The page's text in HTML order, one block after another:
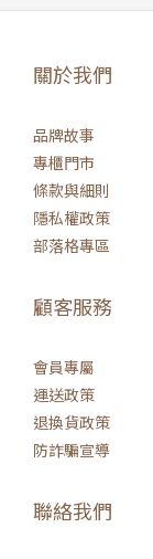
關於我們
品牌故事
專櫃門市
條款與細則
隱私權政策
部落格專區
顧客服務
會員專屬
運送政策
退換貨政策
防詐騙宣導
聯絡我們